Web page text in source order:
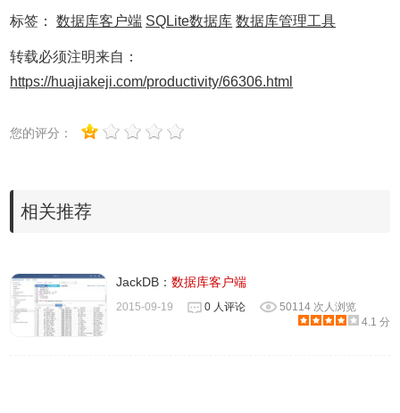
Add to Favorites：把这个连接的信息存放到左侧
你已经有连接了，但是想修改连接设置，改完了就能点这个
在输入正确的账号和密码后，就进入了程序的主界面。
标签： 数据库客户端 SQLite数据库 数据库管理工具
转载必须注明来自：
https://huajiakeji.com/productivity/66306.html
您的评分：
相关推荐
JackDB：数据库客户端
2015-09-19 0 人评论
50114 次人浏览
4.1 分